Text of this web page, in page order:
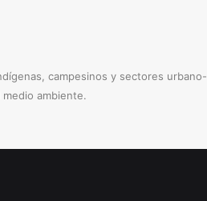
campesinos y sectores urbano-
ambiente.